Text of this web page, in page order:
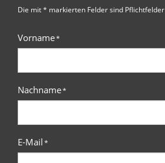
Die mit * markierten Felder sind Pflichtfelder
Vorname*
Nachname*
E-Mail*